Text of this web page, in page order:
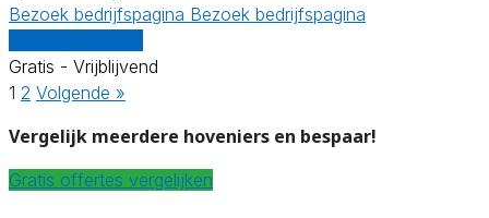
Bezoek bedrijfspagina Bezoek bedrijfspagina
Gratis - Vrijblijvend
1 2 Volgende »
Vergelijk meerdere hoveniers en bespaar!
Gratis offertes vergelijken